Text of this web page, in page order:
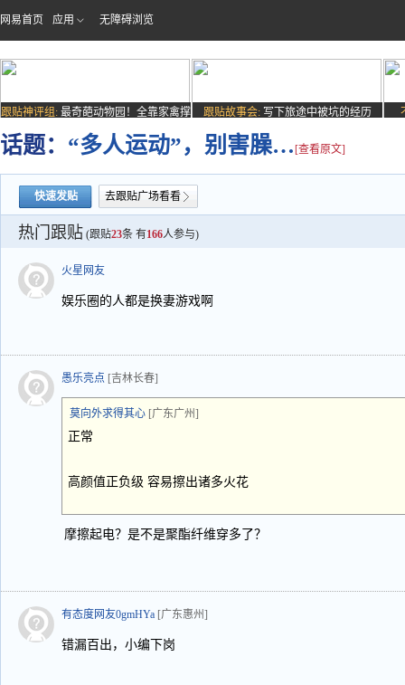
网易首页 应用 无障碍浏览
跟贴神评组: 最奇葩动物园！全靠家禽撑
场子
跟贴故事会: 写下旅途中被坑的经历
话题： “多人运动”，别害臊… [查看原文]
快速发贴 去跟贴广场看看
热门跟贴 (跟贴23条 有166人参与)
火星网友
娱乐圈的人都是换妻游戏啊
愚乐亮点 [吉林长春]
莫向外求得其心 [广东广州]
正常
高颜值正负级 容易擦出诸多火花
摩擦起电？是不是聚酯纤维穿多了？
有态度网友0gmHYa [广东惠州]
错漏百出，小编下岗